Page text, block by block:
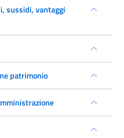
sussidi, vantaggi
patrimonio